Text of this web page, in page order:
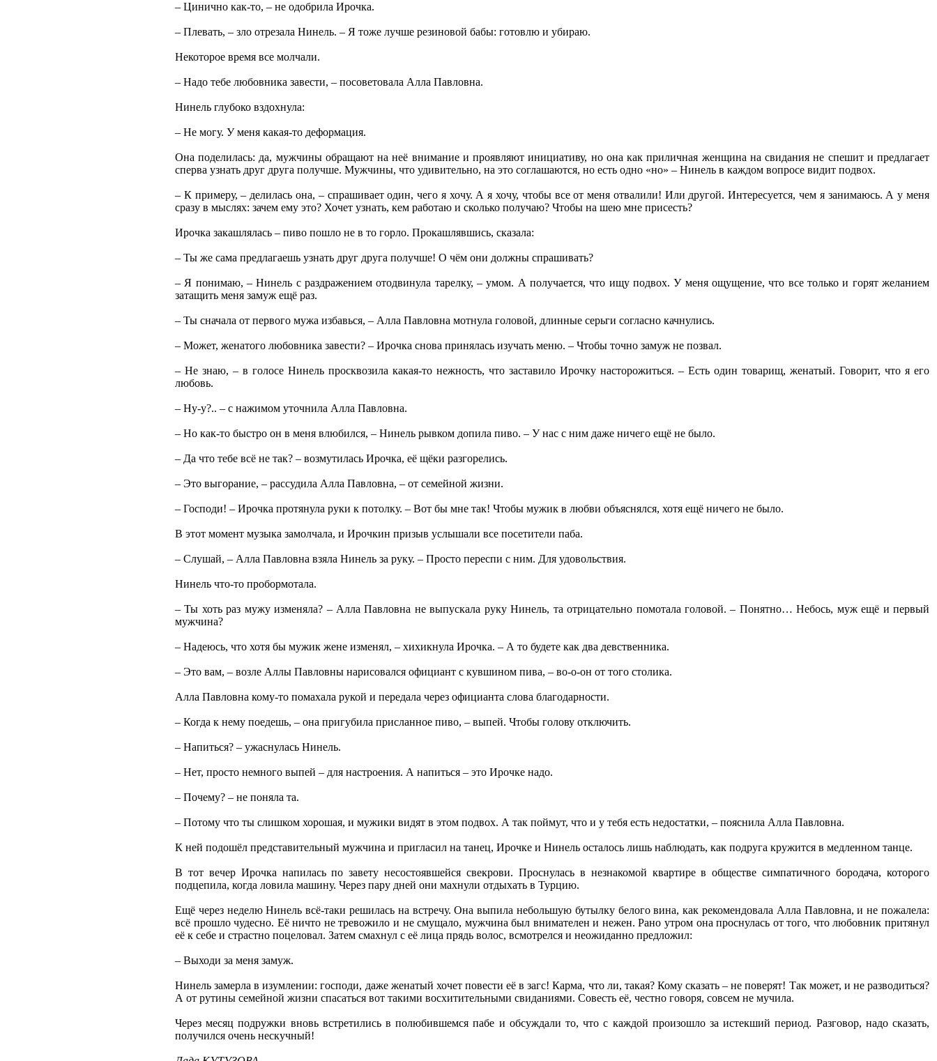
– Цинично как-то, – не одобрила Ирочка.
– Плевать, – зло отрезала Нинель. – Я тоже лучше резиновой бабы: готовлю и убираю.
Некоторое время все молчали.
– Надо тебе любовника завести, – посоветовала Алла Павловна.
Нинель глубоко вздохнула:
– Не могу. У меня какая-то деформация.
Она поделилась: да, мужчины обращают на неё внимание и проявляют инициативу, но она как приличная женщина на свидания не спешит и предлагает
сперва узнать друг друга получше. Мужчины, что удивительно, на это соглашаются, но есть одно «но» – Нинель в каждом вопросе видит подвох.
– К примеру, – делилась она, – спрашивает один, чего я хочу. А я хочу, чтобы все от меня отвалили! Или другой. Интересуется, чем я занимаюсь. А у меня
сразу в мыслях: зачем ему это? Хочет узнать, кем работаю и сколько получаю? Чтобы на шею мне присесть?
Ирочка закашлялась – пиво пошло не в то горло. Прокашлявшись, сказала:
– Ты же сама предлагаешь узнать друг друга получше! О чём они должны спрашивать?
– Я понимаю, – Нинель с раздражением отодвинула тарелку, – умом. А получается, что ищу подвох. У меня ощущение, что все только и горят желанием
затащить меня замуж ещё раз.
– Ты сначала от первого мужа избавься, – Алла Павловна мотнула головой, длинные серьги согласно качнулись.
– Может, женатого любовника завести? – Ирочка снова принялась изучать меню. – Чтобы точно замуж не позвал.
– Не знаю, – в голосе Нинель просквозила какая-то нежность, что заставило Ирочку насторожиться. – Есть один товарищ, женатый. Говорит, что я его
любовь.
– Ну-у?.. – с нажимом уточнила Алла Павловна.
– Но как-то быстро он в меня влюбился, – Нинель рывком допила пиво. – У нас с ним даже ничего ещё не было.
– Да что тебе всё не так? – возмутилась Ирочка, её щёки разгорелись.
– Это выгорание, – рассудила Алла Павловна, – от семейной жизни.
– Господи! – Ирочка протянула руки к потолку. – Вот бы мне так! Чтобы мужик в любви объяснялся, хотя ещё ничего не было.
В этот момент музыка замолчала, и Ирочкин призыв услышали все посетители паба.
– Слушай, – Алла Павловна взяла Нинель за руку. – Просто переспи с ним. Для удовольствия.
Нинель что-то пробормотала.
– Ты хоть раз мужу изменяла? – Алла Павловна не выпускала руку Нинель, та отрицательно помотала головой. – Понятно… Небось, муж ещё и первый
мужчина?
– Надеюсь, что хотя бы мужик жене изменял, – хихикнула Ирочка. – А то будете как два девственника.
– Это вам, – возле Аллы Павловны нарисовался официант с кувшином пива, – во-о-он от того столика.
Алла Павловна кому-то помахала рукой и передала через официанта слова благодарности.
– Когда к нему поедешь, – она пригубила присланное пиво, – выпей. Чтобы голову отключить.
– Напиться? – ужаснулась Нинель.
– Нет, просто немного выпей – для настроения. А напиться – это Ирочке надо.
– Почему? – не поняла та.
– Потому что ты слишком хорошая, и мужики видят в этом подвох. А так поймут, что и у тебя есть недостатки, – пояснила Алла Павловна.
К ней подошёл представительный мужчина и пригласил на танец, Ирочке и Нинель осталось лишь наблюдать, как подруга кружится в медленном танце.
В тот вечер Ирочка напилась по завету несостоявшейся свекрови. Проснулась в незнакомой квартире в обществе симпатичного бородача, которого
подцепила, когда ловила машину. Через пару дней они махнули отдыхать в Турцию.
Ещё через неделю Нинель всё-таки решилась на встречу. Она выпила небольшую бутылку белого вина, как рекомендовала Алла Павловна, и не пожалела:
всё прошло чудесно. Её ничто не тревожило и не смущало, мужчина был внимателен и нежен. Рано утром она проснулась от того, что любовник притянул
её к себе и страстно поцеловал. Затем смахнул с её лица прядь волос, всмотрелся и неожиданно предложил:
– Выходи за меня замуж.
Нинель замерла в изумлении: господи, даже женатый хочет повести её в загс! Карма, что ли, такая? Кому сказать – не поверят! Так может, и не разводиться?
А от рутины семейной жизни спасаться вот такими восхитительными свиданиями. Совесть её, честно говоря, совсем не мучила.
Через месяц подружки вновь встретились в полюбившемся пабе и обсуждали то, что с каждой произошло за истекший период. Разговор, надо сказать,
получился очень нескучный!